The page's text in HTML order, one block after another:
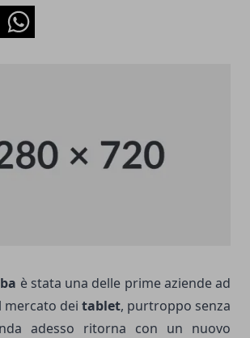
Whatsapp
è stata una delle prime aziende ad
dei tablet, purtroppo senza
adesso ritorna con un nuovo